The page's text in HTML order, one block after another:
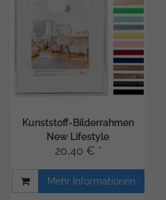
Kunststoff-Bilderrahmen
New Lifestyle
20,40 € *
Mehr Informationen